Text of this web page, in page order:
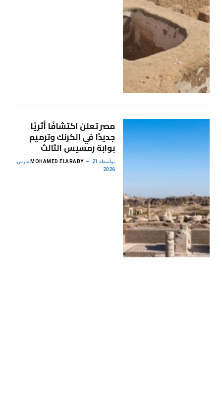
مصر تعلن اكتشافًا أثريًا
جديدًا في الكرنك وترميم
بوابة رمسيس الثالث
بواسطة MOHAMED ELARABY 21 مارس،
2026